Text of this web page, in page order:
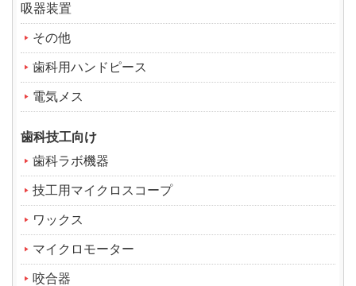
吸器装置
その他
歯科用ハンドピース
電気メス
歯科技工向け
歯科ラボ機器
技工用マイクロスコープ
ワックス
マイクロモーター
咬合器